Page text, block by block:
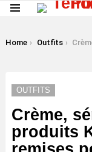
You are here:
Home Outfits Crème, sérum, masque …
OUTFITS
Crème,
produits